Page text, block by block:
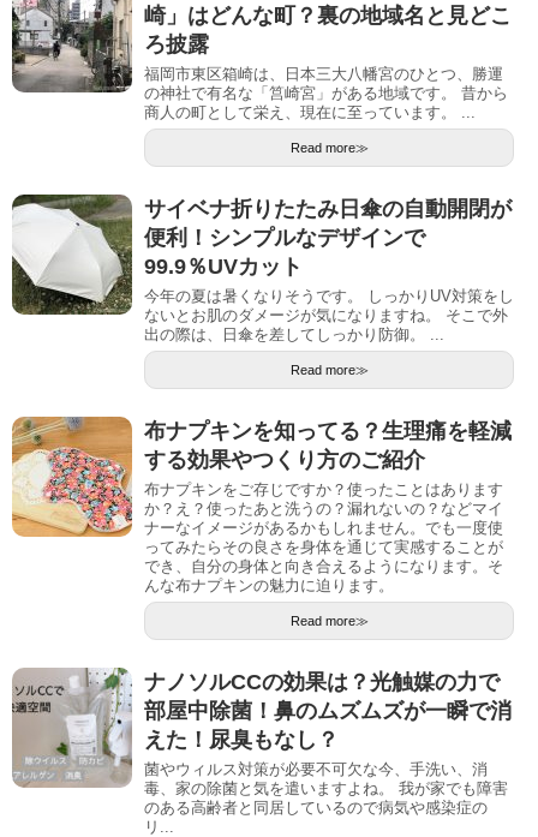
崎」はどんな町？裏の地域名と見どこ
ろ披露
福岡市東区箱崎は、日本三大八幡宮のひとつ、勝運
の神社で有名な「筥崎宮」がある地域です。 昔から
商人の町として栄え、現在に至っています。 ...
Read more≫
サイベナ折りたたみ日傘の自動開閉が
便利！シンプルなデザインで
99.9％UVカット
今年の夏は暑くなりそうです。 しっかりUV対策をし
ないとお肌のダメージが気になりますね。 そこで外
出の際は、日傘を差してしっかり防御。 ...
Read more≫
布ナプキンを知ってる？生理痛を軽減
する効果やつくり方のご紹介
布ナプキンをご存じですか？使ったことはあります
か？え？使ったあと洗うの？漏れないの？などマイ
ナーなイメージがあるかもしれません。でも一度使
ってみたらその良さを身体を通じて実感することが
でき、自分の身体と向き合えるようになります。そ
んな布ナプキンの魅力に迫ります。
Read more≫
ナノソルCCの効果は？光触媒の力で
部屋中除菌！鼻のムズムズが一瞬で消
えた！尿臭もなし？
菌やウィルス対策が必要不可欠な今、手洗い、消
毒、家の除菌と気を遣いますよね。 我が家でも障害
のある高齢者と同居しているので病気や感染症の
リ...